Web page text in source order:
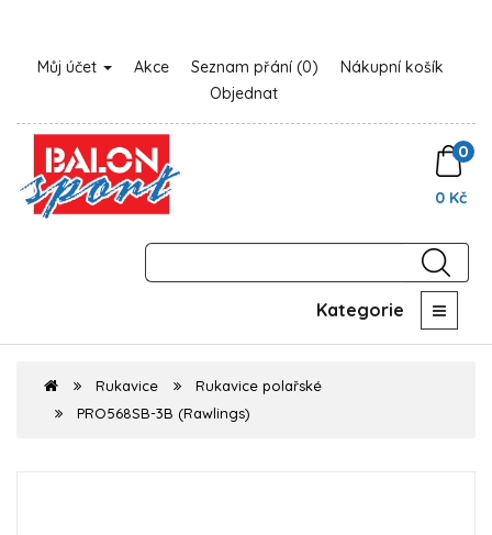
Můj účet Akce Seznam přání (0)
Nákupní košík
Objednat
0
0 Kč
Kategorie
Rukavice
Rukavice polařské
PRO568SB-3B (Rawlings)